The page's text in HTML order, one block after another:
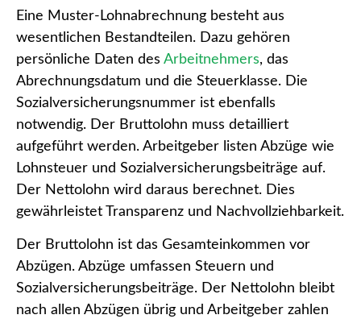
Eine Muster-Lohnabrechnung besteht aus
wesentlichen Bestandteilen. Dazu gehören
persönliche Daten des Arbeitnehmers, das
Abrechnungsdatum und die Steuerklasse. Die
Sozialversicherungsnummer ist ebenfalls
notwendig. Der Bruttolohn muss detailliert
aufgeführt werden. Arbeitgeber listen Abzüge wie
Lohnsteuer und Sozialversicherungsbeiträge auf.
Der Nettolohn wird daraus berechnet. Dies
gewährleistet Transparenz und Nachvollziehbarkeit.
Der Bruttolohn ist das Gesamteinkommen vor
Abzügen. Abzüge umfassen Steuern und
Sozialversicherungsbeiträge. Der Nettolohn bleibt
nach allen Abzügen übrig und Arbeitgeber zahlen